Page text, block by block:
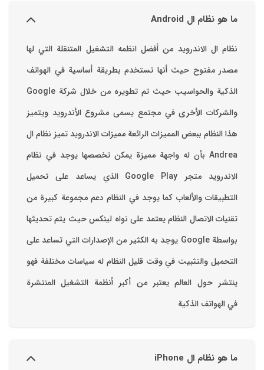
ما هو نظام ال Android
نظام ال الاندرويد من أفضل انظمه التشغيل المتنقلة التي لها
مصدر مفتوح حيث أنها تستخدم بطريقة أساسية في الهواتف
والشركات الأخرى في مجتمع يسمى مشروع الأندرويد ويتميز
هذا النظام ببعض المميزات الرائعة ‏مميزات الاندرويد ‏تميز نظام ال
Andrea بأن له واجهة مميزة يمكن تخصصها ‏يوجد في نظام
الاندرويد متجر Google Play الذي يساعد على تحميل
التطبيقات والألعاب ‏كما يوجد في النظام دعم مجموعة كبيرة من
تقنيات الاتصال ‏النظام يعتمد على نواه لينكس حيث يتم تحديثها
بواسطة ‫Google‬ ‏يوجد به الكثير من الإصدارات التي تساعد على
التحميل والتثبيت في وقت قليل ‏النظام له سياسات مختلفة فهو
ينتشر حول العالم يعتبر من أكبر أنظمة التشغيل المنتشرة
في الهواتف الذكية
ما هو نظام ال iPhone